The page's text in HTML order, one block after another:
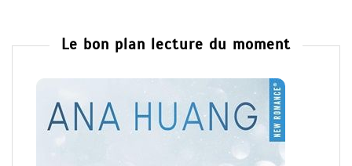
Le bon plan lecture du moment